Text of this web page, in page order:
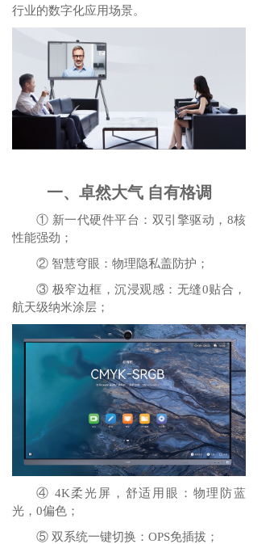
行业的数字化应用场景。
一、卓然大气 自有格调
① 新一代硬件平台：双引擎驱动，8核
性能强劲；
② 智慧穹眼：物理隐私盖防护；
③ 极窄边框，沉浸观感：无缝0贴合，
航天级纳米涂层；
④ 4K柔光屏，舒适用眼：物理防蓝
光，0偏色；
⑤ 双系统一键切换：OPS免插拔；